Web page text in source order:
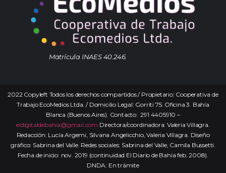
Matrícula INAES 40.246.
2022 Copyleft Todos los derechos compartidos / Propietario: Cooperativa de
Trabajo EcoMedios Ltda. / Domicilio Legal: Gorriti 75. Oficina 3. Bahía
Blanca (Buenos Aires). Contacto: 291 4405910 –
eldigitaldebahia@gmail.com Directora/coordinadora: Valeria Villagra.
Redacción: Lucía Argemi, Silvana Angelicchio, Valeria Villagra. Diseño
gráfico: Sabrina del Valle. Redes sociales: Sabrina del Valle, Camila Bussetti.
Fecha de inicio: nov. 2019 (continuidad El Diario de Bahía feb. 2008).
DNDA: En trámite